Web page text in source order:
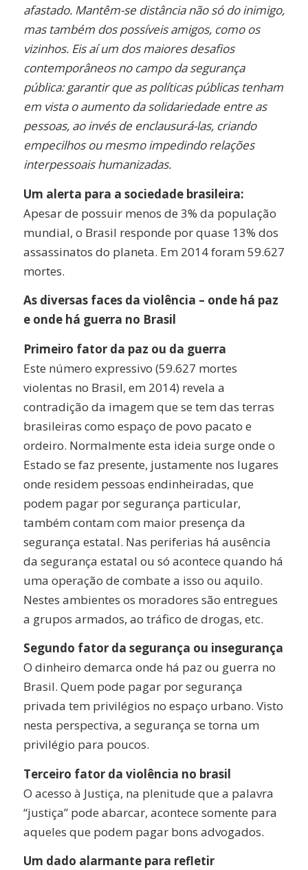
afastado. Mantêm-se distância não só do inimigo,
mas também dos possíveis amigos, como os
vizinhos. Eis aí um dos maiores desafios
contemporâneos no campo da segurança
pública: garantir que as políticas públicas tenham
em vista o aumento da solidariedade entre as
pessoas, ao invés de enclausurá-las, criando
empecilhos ou mesmo impedindo relações
interpessoais humanizadas.
Um alerta para a sociedade brasileira:
Apesar de possuir menos de 3% da população
mundial, o Brasil responde por quase 13% dos
assassinatos do planeta. Em 2014 foram 59.627
mortes.
As diversas faces da violência – onde há paz
e onde há guerra no Brasil
Primeiro fator da paz ou da guerra
Este número expressivo (59.627 mortes
violentas no Brasil, em 2014) revela a
contradição da imagem que se tem das terras
brasileiras como espaço de povo pacato e
ordeiro. Normalmente esta ideia surge onde o
Estado se faz presente, justamente nos lugares
onde residem pessoas endinheiradas, que
podem pagar por segurança particular,
também contam com maior presença da
segurança estatal. Nas periferias há ausência
da segurança estatal ou só acontece quando há
uma operação de combate a isso ou aquilo.
Nestes ambientes os moradores são entregues
a grupos armados, ao tráfico de drogas, etc.
Segundo fator da segurança ou insegurança
O dinheiro demarca onde há paz ou guerra no
Brasil. Quem pode pagar por segurança
privada tem privilégios no espaço urbano. Visto
nesta perspectiva, a segurança se torna um
privilégio para poucos.
Terceiro fator da violência no brasil
O acesso à Justiça, na plenitude que a palavra
“justiça” pode abarcar, acontece somente para
aqueles que podem pagar bons advogados.
Um dado alarmante para refletir